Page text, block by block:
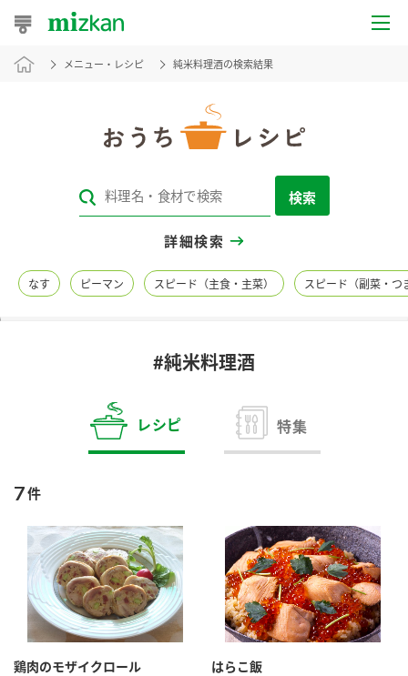
おうちレシピ
レシピカテゴリ一覧
レシピ名特集
商品カテゴリ
お酢ドリンク ぽん酢
みりん風・料理酒 鍋用調味料
ブランド・スペシャルサイト
ブランド・スペシャルサイト トップ
商品ブランドサイト
企業情報
メニュー・レシピ 純米料理酒の検索結果
検索
詳細検索
なす ピーマン スピード（主食・主菜） スピード（副菜・つ
#純米料理酒
レシピ 特集
7件
鶏肉のモザイクロール はらこ飯